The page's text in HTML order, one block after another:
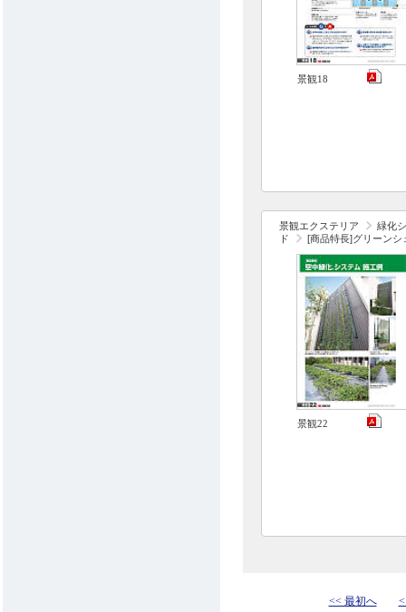
景観18
景観エクステリア
緑化
ド
[商品特長]グリーンシ
景観22
<< 最初へ